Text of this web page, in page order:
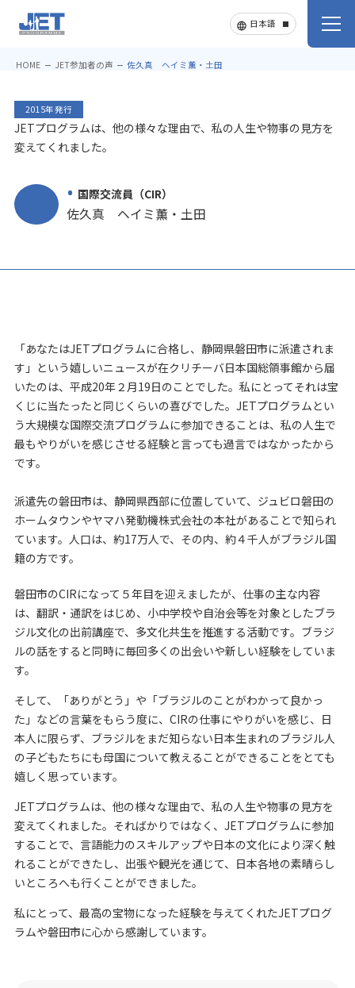
HOME JET参加者の声 佐久真 ヘイミ薫・土田
2015年発行
JETプログラムは、他の様々な理由で、私の人生や物事の見方を
変えてくれました。
国際交流員（CIR）
佐久真 ヘイミ薫・土田
「あなたはJETプログラムに合格し、静岡県磐田市に派遣されま
す」という嬉しいニュースが在クリチーバ日本国総領事館から届
いたのは、平成20年２月19日のことでした。私にとってそれは宝
くじに当たったと同じくらいの喜びでした。JETプログラムとい
う大規模な国際交流プログラムに参加できることは、私の人生で
最もやりがいを感じさせる経験と言っても過言ではなかったから
です。
派遣先の磐田市は、静岡県西部に位置していて、ジュビロ磐田の
ホームタウンやヤマハ発動機株式会社の本社があることで知られ
ています。人口は、約17万人で、その内、約４千人がブラジル国
籍の方です。
磐田市のCIRになって５年目を迎えましたが、仕事の主な内容
は、翻訳・通訳をはじめ、小中学校や自治会等を対象としたブラ
ジル文化の出前講座で、多文化共生を推進する活動です。ブラジ
ルの話をすると同時に毎回多くの出会いや新しい経験をしていま
す。
そして、「ありがとう」や「ブラジルのことがわかって良かっ
た」などの言葉をもらう度に、CIRの仕事にやりがいを感じ、日
本人に限らず、ブラジルをまだ知らない日本生まれのブラジル人
の子どもたちにも母国について教えることができることをとても
嬉しく思っています。
JETプログラムは、他の様々な理由で、私の人生や物事の見方を
変えてくれました。そればかりではなく、JETプログラムに参加
することで、言語能力のスキルアップや日本の文化により深く触
れることができたし、出張や観光を通じて、日本各地の素晴らし
いところへも行くことができました。
私にとって、最高の宝物になった経験を与えてくれたJETプログ
ラムや磐田市に心から感謝しています。